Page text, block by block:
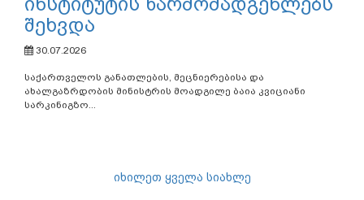
შეხვდა
30.07.2026
საქართველოს განათლების, მეცნიერებისა და
ახალგაზრდობის მინისტრის მოადგილე ბაია კვიციანი
სარკინიგზო...
იხილეთ ყველა სიახლე